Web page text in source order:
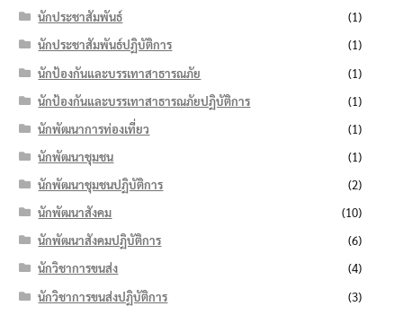
นักประชาสัมพันธ์
(1)
นักประชาสัมพันธ์ปฏิบัติการ
(1)
นักป้องกันและบรรเทาสาธารณภัย
(1)
นักป้องกันและบรรเทาสาธารณภัยปฏิบัติการ
(1)
นักพัฒนาการท่องเที่ยว
(1)
นักพัฒนาชุมชน
(1)
นักพัฒนาชุมชนปฏิบัติการ
(2)
นักพัฒนาสังคม
(10)
นักพัฒนาสังคมปฏิบัติการ
(6)
นักวิชาการขนส่ง
(4)
นักวิชาการขนส่งปฏิบัติการ
(3)